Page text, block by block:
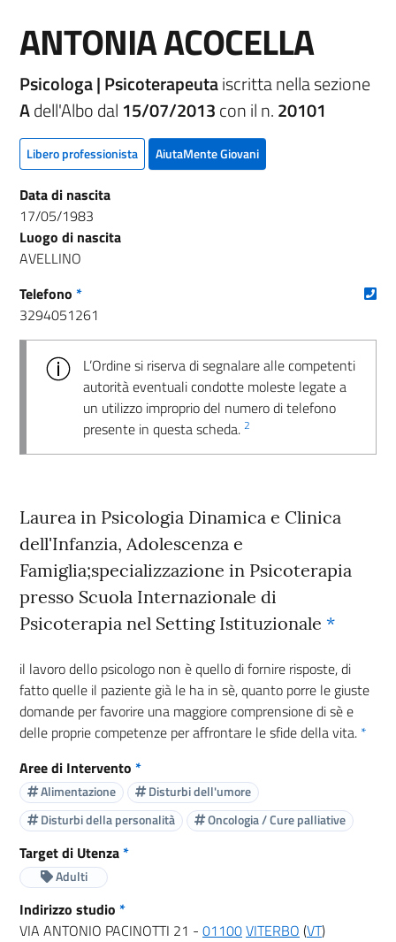
ANTONIA ACOCELLA
Psicologa | Psicoterapeutaiscritta nella sezione
Adell'Albo dal 15/07/2013con il n.20101
Libero professionista AiutaMente Giovani
Data di nascita
17/05/1983
Luogo di nascita
AVELLINO
Telefono *
3294051261
L’Ordine si riserva di segnalare alle competenti
autorità eventuali condotte moleste legate a
un utilizzo improprio del numero di telefono
presente in questa scheda. 2
Laurea in Psicologia Dinamica e Clinica
dell'Infanzia, Adolescenza e
Famiglia;specializzazione in Psicoterapia
presso Scuola Internazionale di
Psicoterapia nel Setting Istituzionale *
il lavoro dello psicologo non è quello di fornire risposte, di
fatto quelle il paziente già le ha in sè, quanto porre le giuste
domande per favorire una maggiore comprensione di sè e
delle proprie competenze per affrontare le sfide della vita. *
Aree di Intervento *
Alimentazione
Disturbi dell'umore
Disturbi della personalità
Oncologia / Cure palliative
Target di Utenza*
Adulti
Indirizzo studio *
VIA ANTONIO PACINOTTI 21 - 01100VITERBO (VT)